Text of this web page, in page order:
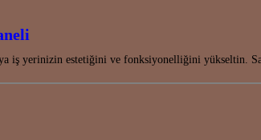
iş yerinizin estetiğini ve fonksiyonelliğini yükseltin.